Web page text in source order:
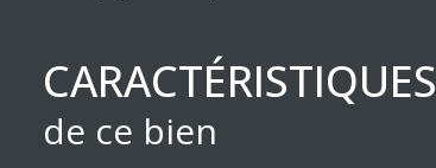
CARACTÉRISTIQUES
de ce bien